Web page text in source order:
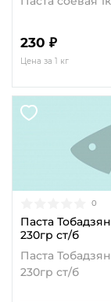
230 ₽
Цена за 1 кг
0
Паста
230гр ст/б
Паста
230гр ст/б